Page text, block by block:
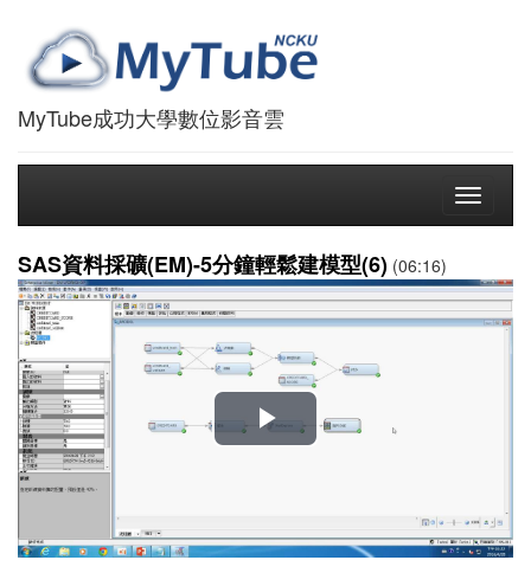
MyTube成功大學數位影音雲
Toggle
SAS資料採礦(EM)-5分鐘輕鬆建模型(6) (06:16)
播
影